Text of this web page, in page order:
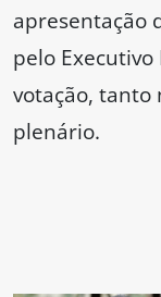
apresentação
pelo
votação, tanto
plenário.